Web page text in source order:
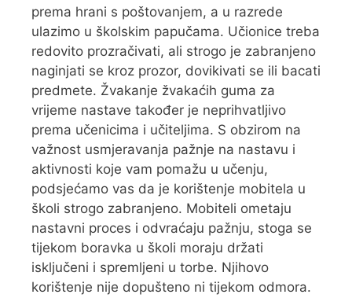
prema hrani s poštovanjem, a u razrede
ulazimo u školskim papučama. Učionice treba
redovito prozračivati, ali strogo je zabranjeno
naginjati se kroz prozor, dovikivati se ili bacati
predmete. Žvakanje žvakaćih guma za
vrijeme nastave također je neprihvatljivo
prema učenicima i učiteljima. S obzirom na
važnost usmjeravanja pažnje na nastavu i
aktivnosti koje vam pomažu u učenju,
podsjećamo vas da je korištenje mobitela u
školi strogo zabranjeno. Mobiteli ometaju
nastavni proces i odvraćaju pažnju, stoga se
tijekom boravka u školi moraju držati
isključeni i spremljeni u torbe. Njihovo
korištenje nije dopušteno ni tijekom odmora.